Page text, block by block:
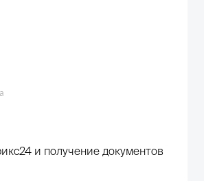
и получение документов